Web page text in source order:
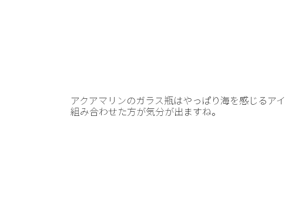
アクアマリンのガラス瓶はやっぱり海を感じるア
組み合わせた方が気分が出ますね。